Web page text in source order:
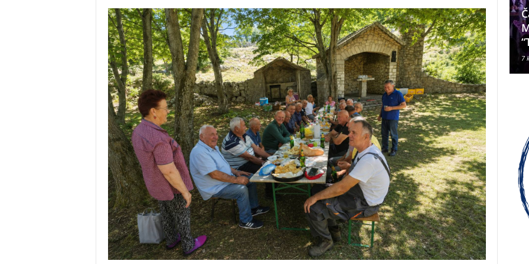
Da li je Janjevac Biskup Palić
ljubomoran na nadbiskupa
Alda Cavallija?
7 kolovoza, 2026 7